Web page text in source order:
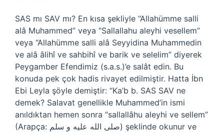
SAS mı SAV mı? En kısa şekliyle “Allahümme salli
alâ Muhammed” veya “Sallallahu aleyhi vesellem”
veya “Allahümme salli alâ Seyyidina Muhammedin
ve alâ âlihî ve sahbihî ve barik ve selelim” diyerek
Peygamber Efendimiz (s.a.s.)’e salât edin. Bu
konuda pek çok hadis rivayet edilmiştir. Hatta İbn
Ebi Leyla şöyle demiştir: “Ka’b b. SAS SAV ne
demek? Salavat genellikle Muhammed’in ismi
anıldıktan hemen sonra “sallallâhu aleyhi ve sellem”
(Arapça: صلى الله عليه و سلم) şeklinde okunur ve